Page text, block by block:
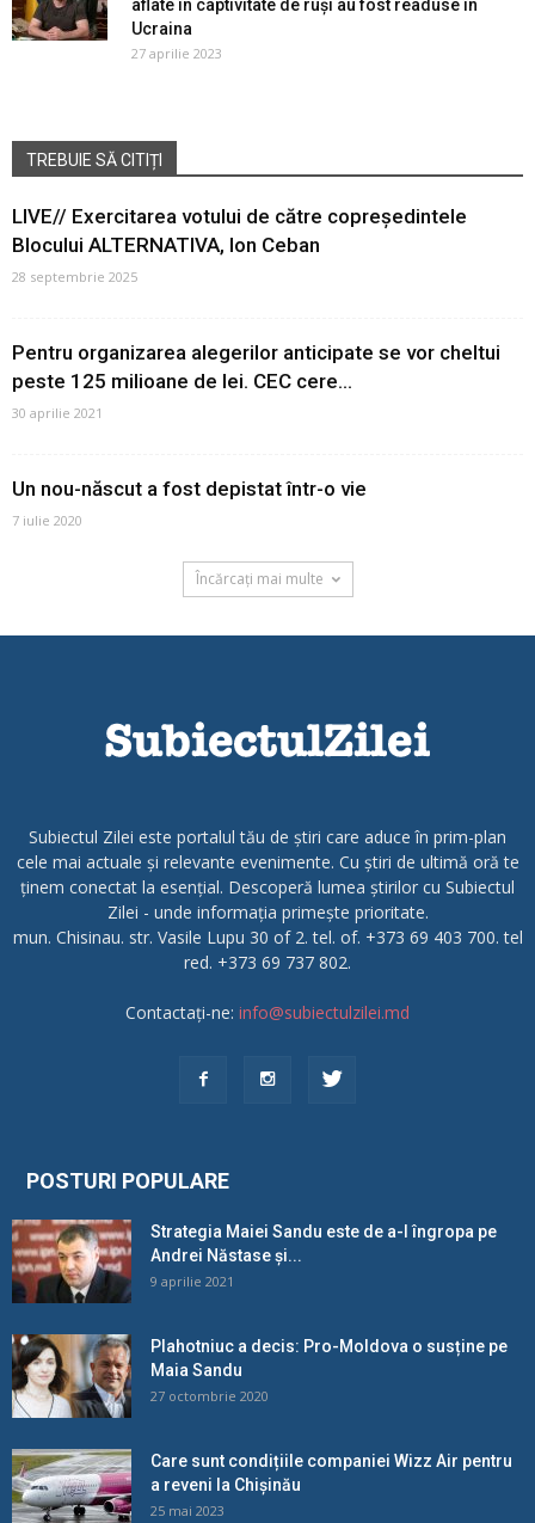
aflate în captivitate de ruşi au fost readuse în
Ucraina
27 aprilie 2023
TREBUIE SĂ CITIȚI
LIVE// Exercitarea votului de către copreședintele
Blocului ALTERNATIVA, Ion Ceban
28 septembrie 2025
Pentru organizarea alegerilor anticipate se vor cheltui
peste 125 milioane de lei. CEC cere...
30 aprilie 2021
Un nou-născut a fost depistat într-o vie
7 iulie 2020
Încărcați mai multe
Subiectul Zilei este portalul tău de știri care aduce în prim-plan
cele mai actuale și relevante evenimente. Cu știri de ultimă oră te
ținem conectat la esențial. Descoperă lumea știrilor cu Subiectul
Zilei - unde informația primește prioritate.
mun. Chisinau. str. Vasile Lupu 30 of 2. tel. of. +373 69 403 700. tel
red. +373 69 737 802.
Contactați-ne: info@subiectulzilei.md
POSTURI POPULARE
Strategia Maiei Sandu este de a-l îngropa pe
Andrei Năstase și...
9 aprilie 2021
Plahotniuc a decis: Pro-Moldova o susține pe
Maia Sandu
27 octombrie 2020
Care sunt condițiile companiei Wizz Air pentru
a reveni la Chișinău
25 mai 2023